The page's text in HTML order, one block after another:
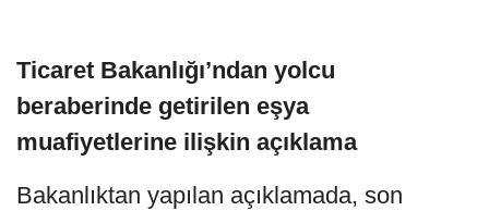
Ticaret Bakanlığı’ndan yolcu
beraberinde getirilen eşya
muafiyetlerine ilişkin açıklama
Bakanlıktan yapılan açıklamada, son